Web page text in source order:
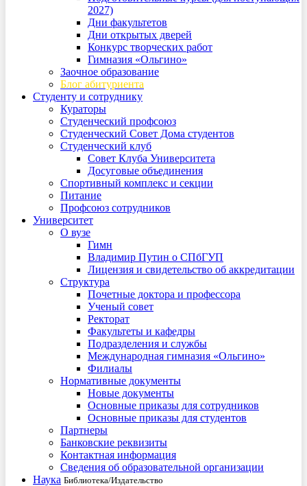
2027)
Дни факультетов
Дни открытых дверей
Конкурс творческих работ
Гимназия «Ольгино»
Заочное образование
Блог абитуриента
Студенту и сотруднику
Кураторы
Студенческий профсоюз
Студенческий Совет Дома студентов
Студенческий клуб
Совет Клуба Университета
Досуговые объединения
Спортивный комплекс и секции
Питание
Профсоюз сотрудников
Университет
О вузе
Гимн
Владимир Путин о СПбГУП
Лицензия и свидетельство об аккредитации
Структура
Почетные доктора и профессора
Ученый совет
Ректорат
Факультеты и кафедры
Подразделения и службы
Международная гимназия «Ольгино»
Филиалы
Нормативные документы
Новые документы
Основные приказы для сотрудников
Основные приказы для студентов
Партнеры
Банковские реквизиты
Контактная информация
Сведения об образовательной организации
Наука Библиотека/Издательство